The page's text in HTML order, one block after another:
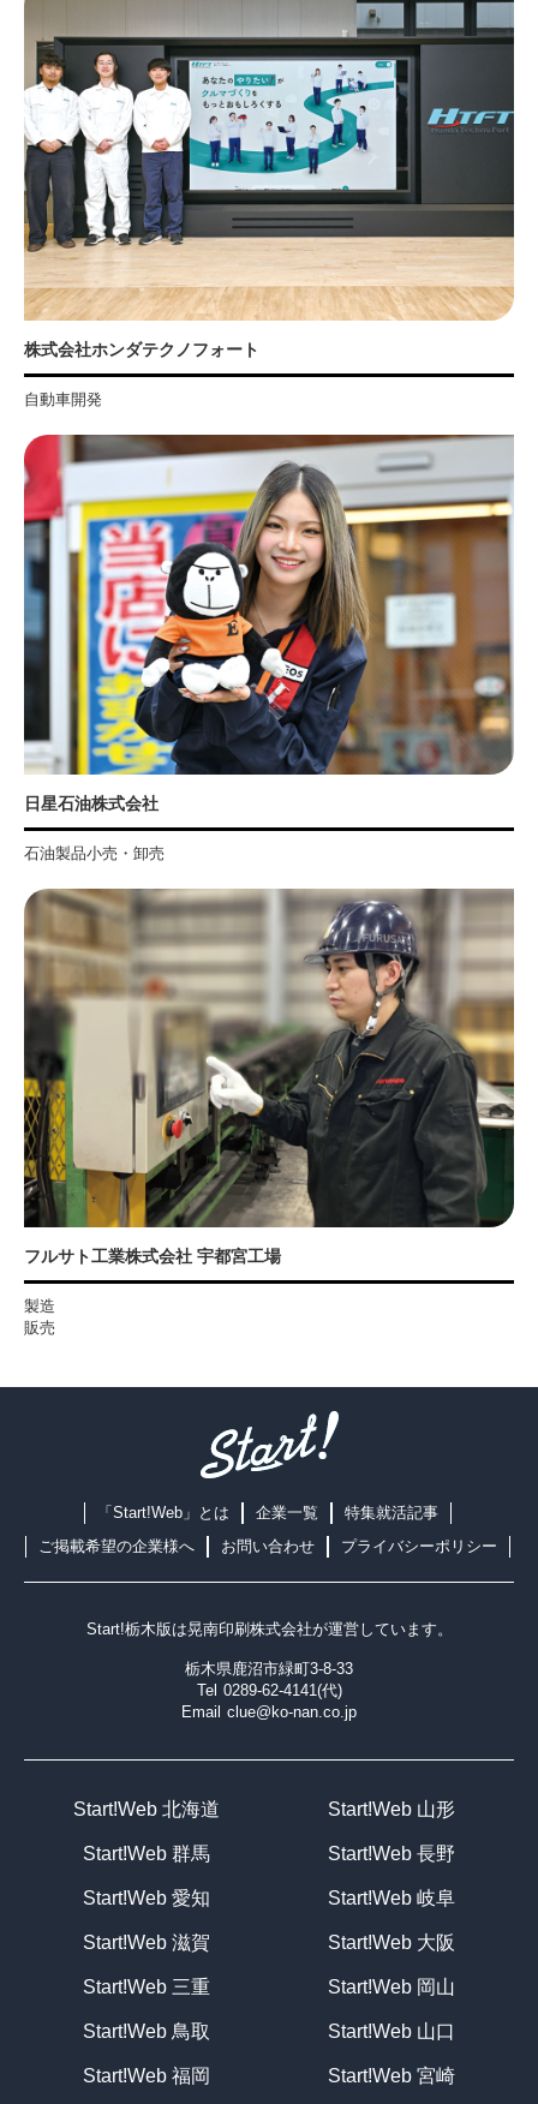
株式会社ホンダテクノフォート
自動車開発
日星石油株式会社
石油製品小売・卸売
フルサト工業株式会社 宇都宮工場
製造
販売
「Start!Web」とは 企業一覧
特集就活記事
ご掲載希望の企業様へ
お問い合わせ プライバシーポリシー
Start!栃木版は晃南印刷株式会社が運営しています。
栃木県鹿沼市緑町3-8-33
Tel 0289-62-4141(代)
Email clue@ko-nan.co.jp
Start!Web 北海道 Start!Web 山形
Start!Web 群馬 Start!Web 長野
Start!Web 愛知 Start!Web 岐阜
Start!Web 滋賀 Start!Web 大阪
Start!Web 三重 Start!Web 岡山
Start!Web 鳥取 Start!Web 山口
Start!Web 福岡 Start!Web 宮崎